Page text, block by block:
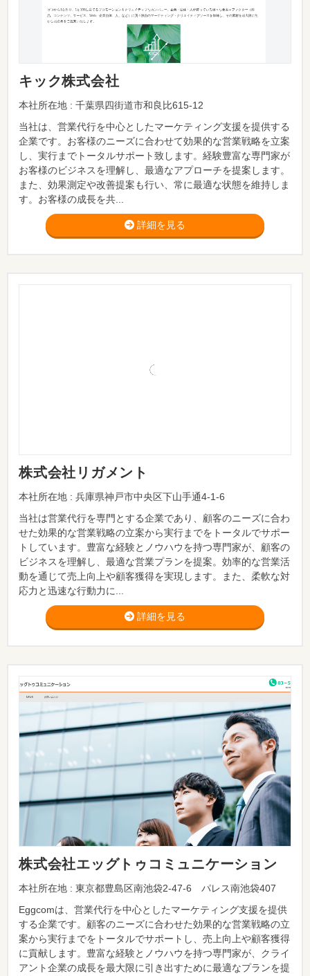
キック株式会社
本社所在地 : 千葉県四街道市和良比615-12
当社は、営業代行を中心としたマーケティング支援を提供する
企業です。お客様のニーズに合わせて効果的な営業戦略を立案
し、実行までトータルサポート致します。経験豊富な専門家が
お客様のビジネスを理解し、最適なアプローチを提案します。
また、効果測定や改善提案も行い、常に最適な状態を維持しま
す。お客様の成長を共...
詳細を見る
株式会社リガメント
本社所在地 : 兵庫県神戸市中央区下山手通4-1-6
当社は営業代行を専門とする企業であり、顧客のニーズに合わ
せた効果的な営業戦略の立案から実行までをトータルでサポー
トしています。豊富な経験とノウハウを持つ専門家が、顧客の
ビジネスを理解し、最適な営業プランを提案。効率的な営業活
動を通じて売上向上や顧客獲得を実現します。また、柔軟な対
応力と迅速な行動力に...
詳細を見る
株式会社エッグトゥコミュニケーション
本社所在地 : 東京都豊島区南池袋2-47-6 パレス南池袋407
Eggcomは、営業代行を中心としたマーケティング支援を提供
する企業です。顧客のニーズに合わせた効果的な営業戦略の立
案から実行までをトータルでサポートし、売上向上や顧客獲得
に貢献します。豊富な経験とノウハウを持つ専門家が、クライ
アント企業の成長を最大限に引き出すために最適なプランを提